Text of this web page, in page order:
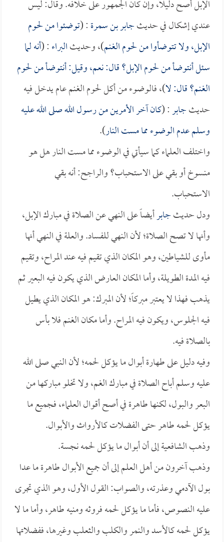
الإبل أصح دليلاً، وإن كان الجمهور على خلافه. وقال: ليس
عندي إشكال في حديثجابر بن سمرة: (توضئوا من لحوم
الإبل، ولا تتوضأوا من لحوم الغنم)، وحديثالبراء: (أنه لما
سئل أنتوضأ من لحوم الإبل؟ قال: نعم، وقيل: أنتوضأ من لحوم
الغنم؟ قال: لا)، فالوضوء من أكل لحوم الغنم عام يدخل فيه
حديثجابر: (كان آخر الأمرين من رسول الله صلى الله عليه
وسلم عدم الوضوء مما مست النار).
واختلف العلماء كما سيأتي في الوضوء مما مست النار هل هو
منسوخ أو بقي على الاستحباب؟ والراجح: أنه بقي
الاستحباب.
ودل حديثجابرأيضاً على النهي عن الصلاة في مبارك الإبل،
وأنها لا تصح الصلاة؛ لأن النهي للفساد. والعلة في النهي أنها
مأوى للشياطين، وهو المكان الذي تقيم فيه عند المراح، وتقيم
فيه المدة الطويلة، وأما المكان العارض الذي يكون فيه البعير ثم
يذهب فهذا لا يعتبر مبركاً؛ لأن المبرك: هو المكان الذي يطيل
فيه الجلوس، ويكون فيه المراح. وأما مكان الغنم فلا بأس
بالصلاة فيه.
وفيه دليل على طهارة أبوال ما يؤكل لحمه؛ لأن النبي صلى الله
عليه وسلم أباح الصلاة في مبارك الغم، ولا تخلو مباركها من
البعر والبول، لكنها طاهرة في أصح أقوال العلماء، فجميع ما
يؤكل لحمه طاهر حتى الفضلات كالأرواث والأبوال.
وذهب الشافعية إلى أن أبوال ما يؤكل لحمه نجسة.
وذهب آخرون من أهل العلم إلى أن جميع الأبوال طاهرة ما عدا
بول الآدمي وعذرته، والصواب: القول الأول، وهو الذي تجرى
عليه النصوص، فأما ما يؤكل لحمه فروثه ومنيه طاهر، وأما ما لا
يؤكل لحمه كالأسد والنمر والكلب والثعلب وغيرها، ففضلاتها